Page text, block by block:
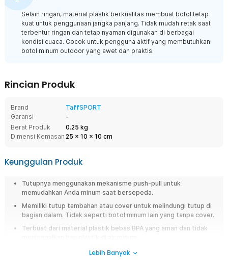
Selain ringan, material plastik berkualitas membuat botol tetap
kuat untuk penggunaan jangka panjang. Tidak mudah retak saat
terbentur ringan dan tetap nyaman digunakan di berbagai
kondisi cuaca. Cocok untuk pengguna aktif yang membutuhkan
botol minum outdoor yang awet dan praktis.
Rincian Produk
Brand
TaffSPORT
Garansi
-
Berat Produk
0.25 kg
Dimensi Kemasan 25 x 10 x 10 cm
Keunggulan Produk
Tutupnya menggunakan mekanisme push-pull untuk
memudahkan Anda minum saat bersepeda.
Memiliki tutup tambahan atau cover untuk melindungi tutup di
bagian dalam. Tidak seperti botol minum lain yang tanpa cover.
Terbuat dari material plastik bebas BPA yang aman dan tidak
Memiliki kapasitas 730 ml yang pas untuk melakukan aktivitas
Lebih Banyak